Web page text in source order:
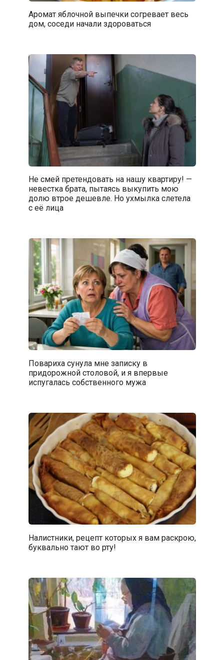
Аромат яблочной выпечки согревает весь
дом, соседи начали здороваться
Не смей претендовать на нашу квартиру! —
невестка брата, пытаясь выкупить мою
долю втрое дешевле. Но ухмылка слетела
с её лица
Повариха сунула мне записку в
придорожной столовой, и я впервые
испугалась собственного мужа
Налистники, рецепт которых я вам раскрою,
буквально тают во рту!